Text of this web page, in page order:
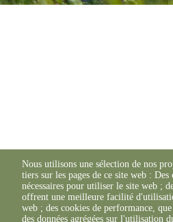
Nous utilisons une sélection de nos
tiers sur les pages de ce site web :
nécessaires pour utiliser le site web ;
offrent une meilleure facilité
web ; des cookies de performance,
des données agrégées sur l'utilisation